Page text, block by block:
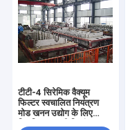
टीटी-4 सिरेमिक वैक्यूम
फिल्टर स्वचालित नियंत्रण
मोड खनन उद्योग के लिए